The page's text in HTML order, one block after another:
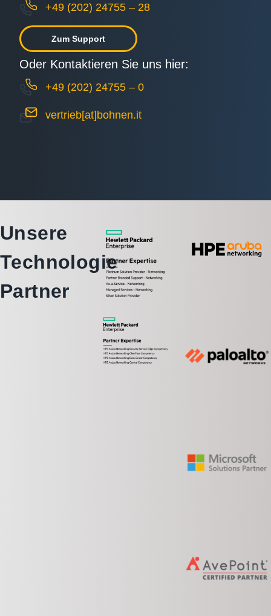
+49 (202) 24755 – 28
Zum Support
Oder Kontaktieren Sie uns hier:
+49 (202) 24755 – 0
vertrieb[at]bohnen.it
Unsere
Technologie
Partner